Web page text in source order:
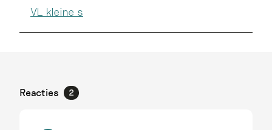
VL kleine s
Reacties 2